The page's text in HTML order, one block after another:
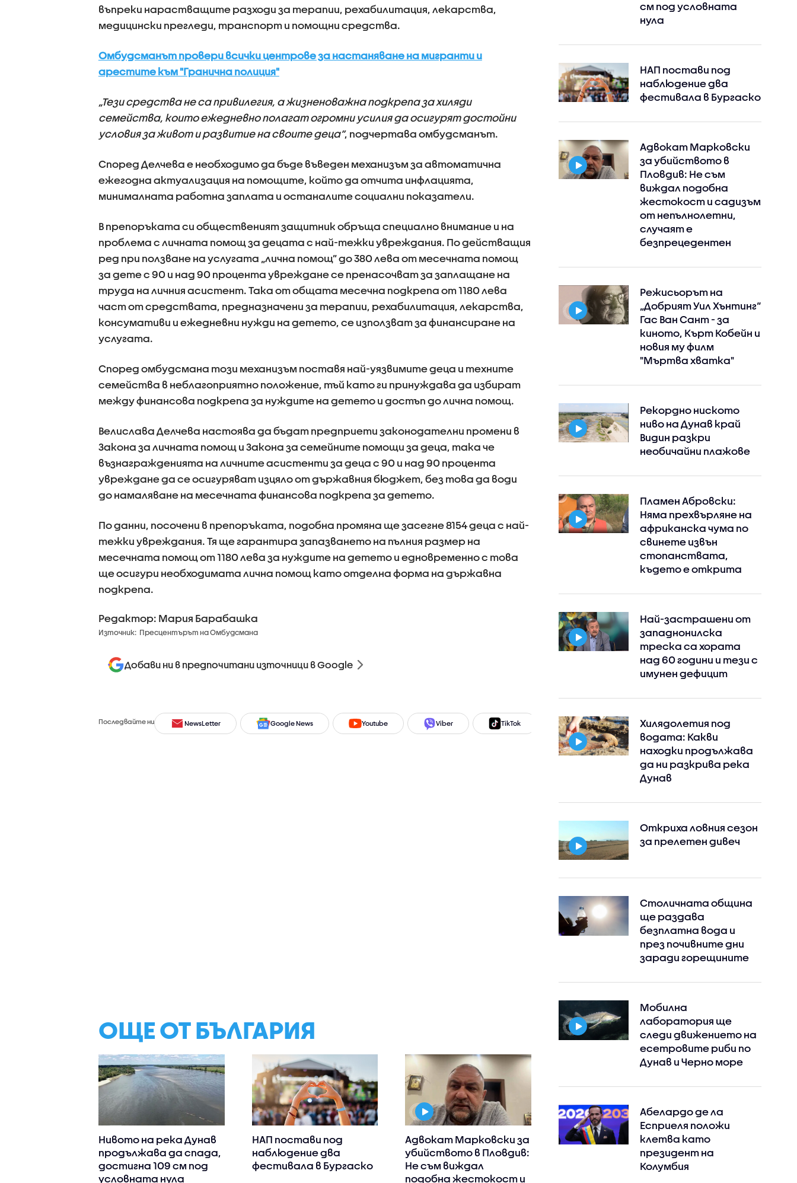
въпреки нарастващите разходи за терапии, рехабилитация, лекарства,
медицински прегледи, транспорт и помощни средства.
Омбудсманът провери всички центрове за настаняване на мигранти и
арестите към "Гранична полиция"
„Тези средства не са привилегия, а жизненоважна подкрепа за хиляди
семейства, които ежедневно полагат огромни усилия да осигурят достойни
условия за живот и развитие на своите деца”, подчертава омбудсманът.
Според Делчева е необходимо да бъде въведен механизъм за автоматична
ежегодна актуализация на помощите, който да отчита инфлацията,
минималната работна заплата и останалите социални показатели.
В препоръката си общественият защитник обръща специално внимание и на
проблема с личната помощ за децата с най-тежки увреждания. По действащия
ред при ползване на услугата „лична помощ” до 380 лева от месечната помощ
за дете с 90 и над 90 процента увреждане се пренасочват за заплащане на
труда на личния асистент. Така от общата месечна подкрепа от 1180 лева
част от средствата, предназначени за терапии, рехабилитация, лекарства,
консумативи и ежедневни нужди на детето, се използват за финансиране на
услугата.
Според омбудсмана този механизъм поставя най-уязвимите деца и техните
семейства в неблагоприятно положение, тъй като ги принуждава да избират
между финансова подкрепа за нуждите на детето и достъп до лична помощ.
Велислава Делчева настоява да бъдат предприети законодателни промени в
Закона за личната помощ и Закона за семейните помощи за деца, така че
възнагражденията на личните асистенти за деца с 90 и над 90 процента
увреждане да се осигуряват изцяло от държавния бюджет, без това да води
до намаляване на месечната финансова подкрепа за детето.
По данни, посочени в препоръката, подобна промяна ще засегне 8154 деца с най-
тежки увреждания. Тя ще гарантира запазването на пълния размер на
месечната помощ от 1180 лева за нуждите на детето и едновременно с това
ще осигури необходимата лична помощ като отделна форма на държавна
подкрепа.
Редактор: Мария Барабашка
Източник: Пресцентърът на Омбудсмана
Добави ни в предпочитани източници в Google
Последвайте ни NewsLetter Google News Youtube Viber TikTok Instagram Facebook
ОЩЕ ОТ БЪЛГАРИЯ
Нивото на река Дунав
продължава да спада,
достигна 109 см под
условната нула
НАП постави под
наблюдение два
фестивала в Бургаско
Адвокат Марковски за
убийството в Пловдив:
Не съм виждал
подобна жестокост и
см под условната
нула
НАП постави под
наблюдение два
фестивала в Бургаско
Адвокат Марковски
за убийството в
Пловдив: Не съм
виждал подобна
жестокост и садизъм
от непълнолетни,
случаят е
безпрецедентен
Режисьорът на
„Добрият Уил Хънтинг“
Гас Ван Сант - за
киното, Кърт Кобейн и
новия му филм
"Мъртва хватка"
Рекордно ниското
ниво на Дунав край
Видин разкри
необичайни плажове
Пламен Абровски:
Няма прехвърляне на
африканска чума по
свинете извън
стопанствата,
където е открита
Най-застрашени от
западнонилска
треска са хората
над 60 години и тези с
имунен дефицит
Хилядолетия под
водата: Какви
находки продължава
да ни разкрива река
Дунав
Откриха ловния сезон
за прелетен дивеч
Столичната община
ще раздава
безплатна вода и
през почивните дни
заради горещините
Мобилна
лаборатория ще
следи движението на
есетровите риби по
Дунав и Черно море
Абелардо де ла
Есприеля положи
клетва като
президент на
Колумбия